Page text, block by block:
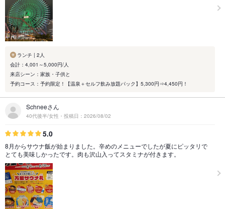
ランチ | 2人
会計：4,001～5,000円/人
来店シーン：家族・子供と
予約コース：予約限定！【温泉＋セルフ飲み放題パック】5,300円⇒4,450円！
Schneeさん
40代後半/女性・投稿日：2026/08/02
5.0
8月からサウナ飯が始まりました。辛めのメニューでしたが夏にピッタリで
とても美味しかったです。肉も沢山入ってスタミナが付きます。